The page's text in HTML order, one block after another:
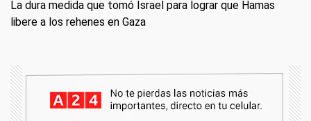
La dura medida que tomó Israel para lograr que Hamas
libere a los rehenes en Gaza